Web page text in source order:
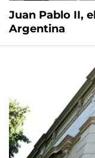
Juan Pablo II,
Argentina